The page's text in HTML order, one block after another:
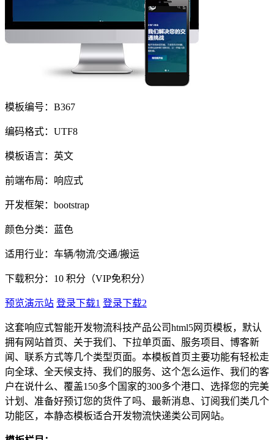
模板编号：B367
编码格式：UTF8
模板语言：英文
前端布局：响应式
开发框架：bootstrap
颜色分类：蓝色
适用行业：车辆/物流/交通/搬运
下载积分： 10 积分（VIP免积分）
预览演示站 登录下载1 登录下载2
这套响应式智能开发物流科技产品公司html5网页模板，默认
拥有网站首页、关于我们、下拉单页面、服务项目、博客新
闻、联系方式等几个类型页面。本模板首页主要功能有轻松走
向全球、全天候支持、我们的服务、这个怎么运作、我们的客
户在说什么、覆盖150多个国家的300多个港口、选择您的完美
计划、准备好预订您的货件了吗、最新消息、订阅我们类几个
功能区，本静态模板适合开发物流快递类公司网站。